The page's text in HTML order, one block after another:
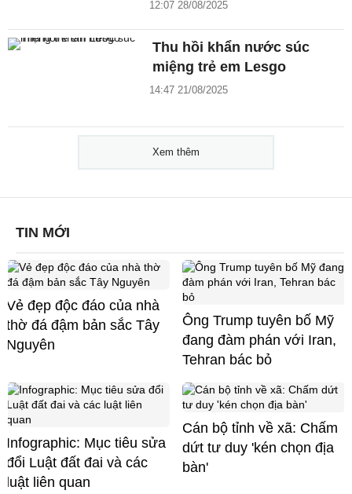
12:07 28/08/2025
Thu hồi khẩn nước súc
miệng trẻ em Lesgo
14:47 21/08/2025
Xem thêm
TIN MỚI
Vẻ đẹp độc đáo của nhà
thờ đá đậm bản sắc Tây
Nguyên
Ông Trump tuyên bố Mỹ
đang đàm phán với Iran,
Tehran bác bỏ
Infographic: Mục tiêu sửa
đổi Luật đất đai và các
luật liên quan
Cán bộ tỉnh về xã: Chấm
dứt tư duy 'kén chọn địa
bàn'